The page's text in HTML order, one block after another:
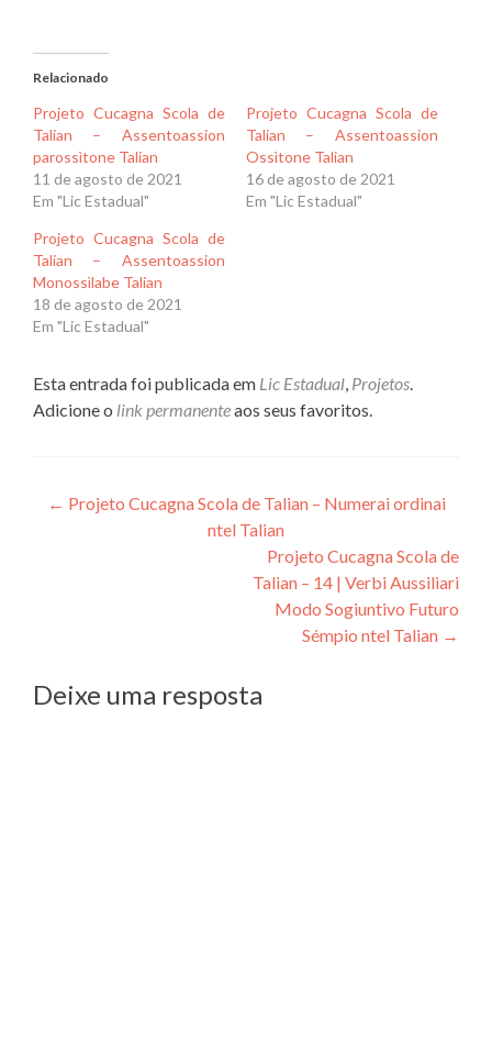
Relacionado
Projeto Cucagna Scola de
Talian – Assentoassion
parossìtone Talian
11 de agosto de 2021
Em "Lic Estadual"
Projeto Cucagna Scola de
Talian – Assentoassion
Ossìtone Talian
16 de agosto de 2021
Em "Lic Estadual"
Projeto Cucagna Scola de
Talian – Assentoassion
Monossìlabe Talian
18 de agosto de 2021
Em "Lic Estadual"
Esta entrada foi publicada em Lic Estadual, Projetos.
Adicione o link permanenteaos seus favoritos.
Navegação
← Projeto Cucagna Scola de Talian – Numerai ordinai
ntel Talian
Projeto Cucagna Scola de
Talian – 14 | Verbi Aussiliari
Modo Sogiuntivo Futuro
Sémpio ntel Talian →
Deixe uma resposta